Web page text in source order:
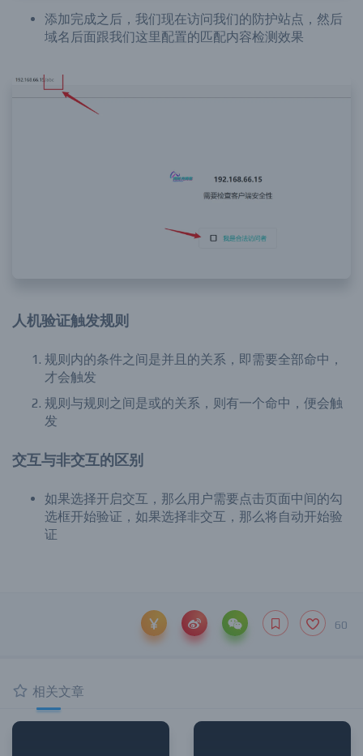
添加完成之后，我们现在访问我们的防护站点，然后
域名后面跟我们这里配置的匹配内容检测效果
人机验证触发规则
规则内的条件之间是并且的关系，即需要全部命中，
才会触发
规则与规则之间是或的关系，则有一个命中，便会触
发
交互与非交互的区别
如果选择开启交互，那么用户需要点击页面中间的勾
选框开始验证，如果选择非交互，那么将自动开始验
证
60
相关文章